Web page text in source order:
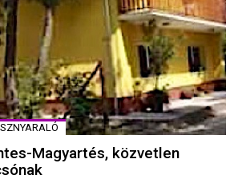
Magyartés, közvetlen